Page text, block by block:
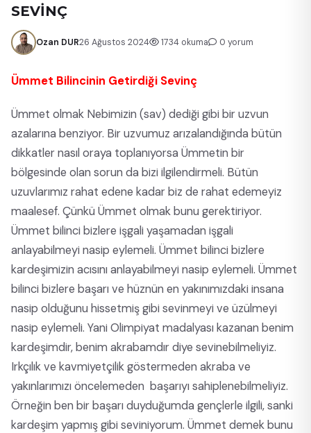
SEVİNÇ
Ozan DUR26 Ağustos 2024 1734 okuma 0 yorum
Ümmet Bilincinin Getirdiği Sevinç
Ümmet olmak Nebimizin (sav) dediği gibi bir uzvun
azalarına benziyor. Bir uzvumuz arızalandığında bütün
dikkatler nasıl oraya toplanıyorsa Ümmetin bir
bölgesinde olan sorun da bizi ilgilendirmeli. Bütün
uzuvlarımız rahat edene kadar biz de rahat edemeyiz
maalesef. Çünkü Ümmet olmak bunu gerektiriyor.
Ümmet bilinci bizlere işgali yaşamadan işgali
anlayabilmeyi nasip eylemeli. Ümmet bilinci bizlere
kardeşimizin acısını anlayabilmeyi nasip eylemeli. Ümmet
bilinci bizlere başarı ve hüznün en yakınımızdaki insana
nasip olduğunu hissetmiş gibi sevinmeyi ve üzülmeyi
nasip eylemeli. Yani Olimpiyat madalyası kazanan benim
kardeşimdir, benim akrabamdır diye sevinebilmeliyiz.
Irkçılık ve kavmiyetçilik göstermeden akraba ve
yakınlarımızı öncelemeden başarıyı sahiplenebilmeliyiz.
Örneğin ben bir başarı duyduğumda gençlerle ilgili, sanki
kardeşim yapmış gibi seviniyorum. Ümmet demek bunu